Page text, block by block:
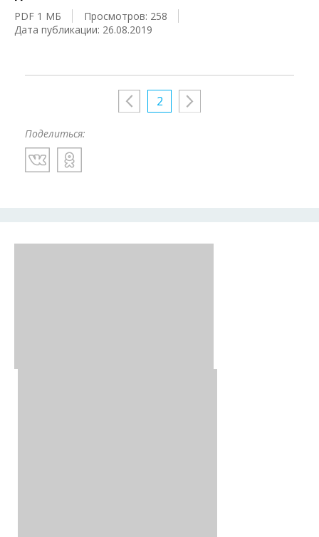
PDF 1 МБ
Просмотров: 258
Дата публикации: 26.08.2019
2
Поделиться: